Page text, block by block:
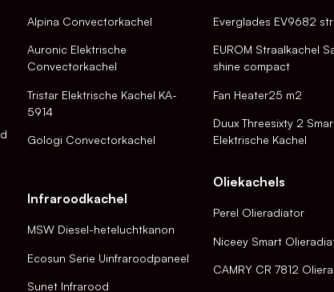
Alpina Convectorkachel
Auronic Elektrische
Convectorkachel
Tristar Elektrische Kachel KA-
5914
Gologi Convectorkachel
Infraroodkachel
MSW Diesel-heteluchtkanon
Ecosun Serie Uinfraroodpaneel
Sunet Infrarood
Everglades EV9682
EUROM Straalkachel
shine compact
Fan Heater25 m2
Duux Threesixty 2
Elektrische Kachel
Oliekachels
Perel Olieradiator
Niceey Smart
CAMRY CR 7812